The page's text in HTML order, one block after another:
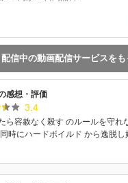
配信中の動画配信サービスをも
感想・評価
3.4
ら容赦なく殺す のルールを守れ
時にハードボイルド から逸脱し